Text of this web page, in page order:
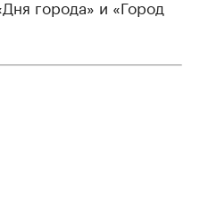
города» и «Город